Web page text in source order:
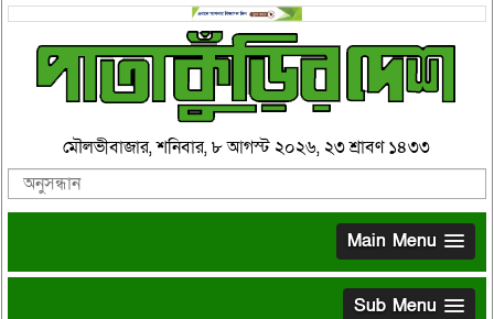
মৌলভীবাজার, শনিবার, ৮ আগস্ট ২০২৬, ২৩ শ্রাবণ ১৪৩৩
Main Menu
Sub Menu